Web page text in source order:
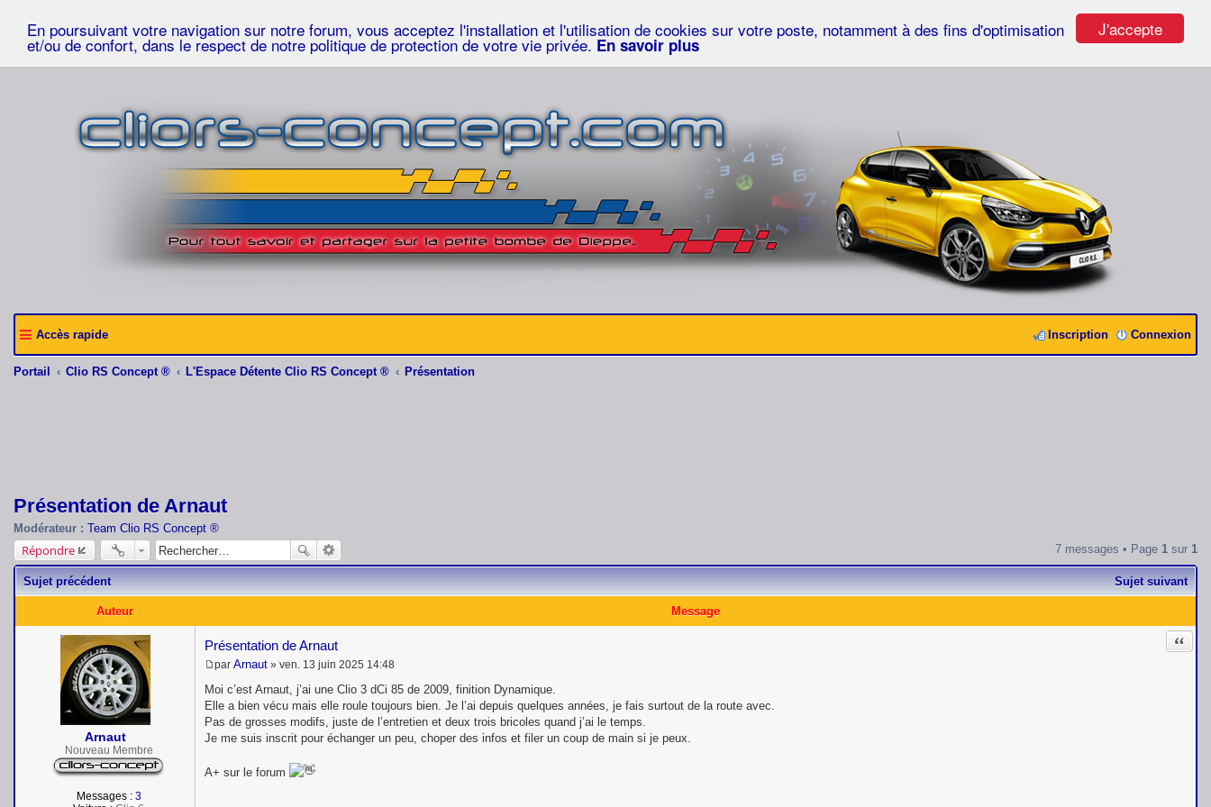
J'accepte
En poursuivant votre navigation sur notre forum, vous acceptez l'installation et l'utilisation de cookies sur votre poste, notamment à des fins d'optimisation
et/ou de confort, dans le respect de notre politique de protection de votre vie privée. En savoir plus
Accès rapide Connexion
Inscription
Portail Clio RS Concept ® L'Espace Détente Clio RS Concept ® Présentation
Présentation de Arnaut
Modérateur : Team Clio RS Concept ®
Répondre 7 messages • Page 1 sur 1
Sujet précédent Sujet suivant
Auteur Message
Arnaut
Nouveau Membre
Messages : 3
Présentation de Arnaut
M
e
s
s
a
g
par Arnaut » ven. 13 juin 2025 14:48
Moi c’est Arnaut, j’ai une Clio 3 dCi 85 de 2009, finition Dynamique.
Elle a bien vécu mais elle roule toujours bien. Je l’ai depuis quelques années, je fais surtout de la route avec.
Pas de grosses modifs, juste de l’entretien et deux trois bricoles quand j’ai le temps.
Je me suis inscrit pour échanger un peu, choper des infos et filer un coup de main si je peux.
A+ sur le forum